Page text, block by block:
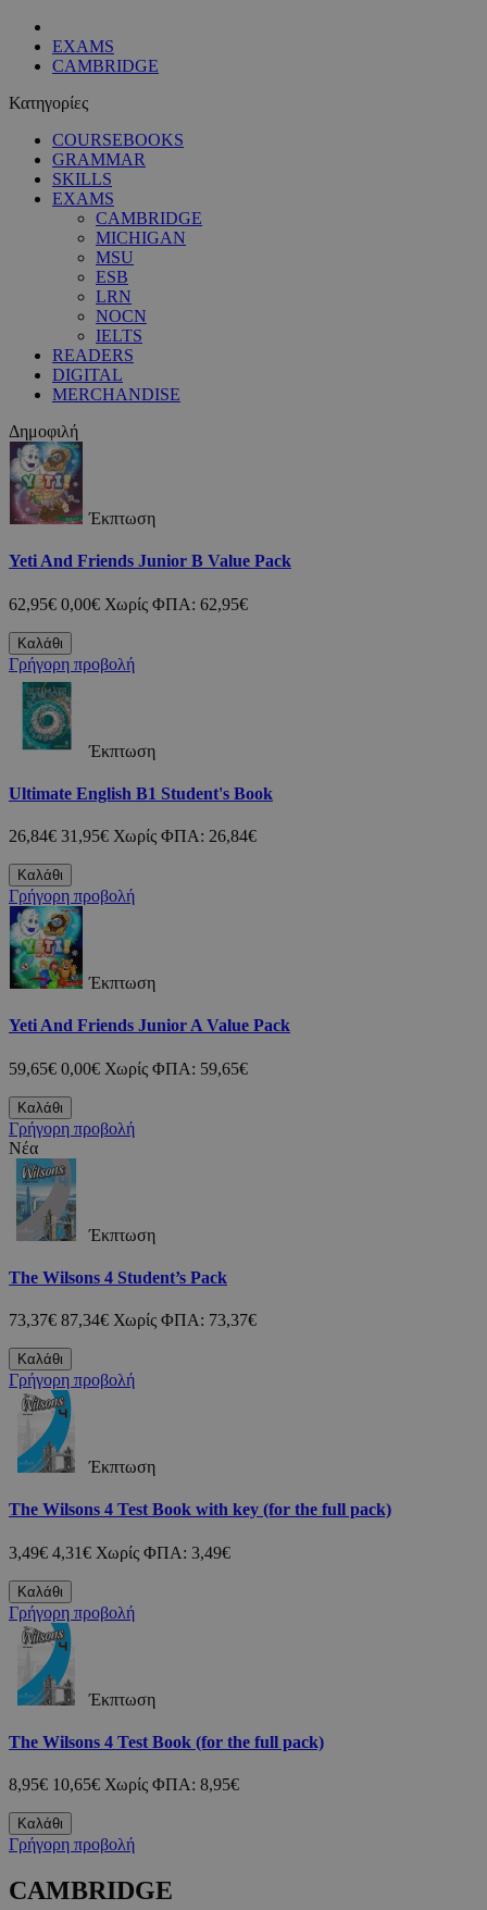
EXAMS
CAMBRIDGE
Κατηγορίες
COURSEBOOKS
GRAMMAR
SKILLS
EXAMS
CAMBRIDGE
MICHIGAN
MSU
ESB
LRN
NOCN
IELTS
READERS
DIGITAL
MERCHANDISE
Δημοφιλή
Έκπτωση
Yeti And Friends Junior B Value Pack
62,95€ 0,00€ Χωρίς ΦΠΑ: 62,95€
Καλάθι
Γρήγορη προβολή
Έκπτωση
Ultimate English B1 Student's Book
26,84€ 31,95€ Χωρίς ΦΠΑ: 26,84€
Καλάθι
Γρήγορη προβολή
Έκπτωση
Yeti And Friends Junior A Value Pack
59,65€ 0,00€ Χωρίς ΦΠΑ: 59,65€
Καλάθι
Γρήγορη προβολή
Νέα
Έκπτωση
The Wilsons 4 Student’s Pack
73,37€ 87,34€ Χωρίς ΦΠΑ: 73,37€
Καλάθι
Γρήγορη προβολή
Έκπτωση
The Wilsons 4 Test Book with key (for the full pack)
3,49€ 4,31€ Χωρίς ΦΠΑ: 3,49€
Καλάθι
Γρήγορη προβολή
Έκπτωση
The Wilsons 4 Test Book (for the full pack)
8,95€ 10,65€ Χωρίς ΦΠΑ: 8,95€
Καλάθι
Γρήγορη προβολή
CAMBRIDGE